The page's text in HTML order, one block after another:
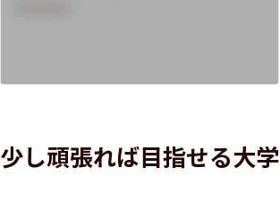
少し頑張れば目指せる大学